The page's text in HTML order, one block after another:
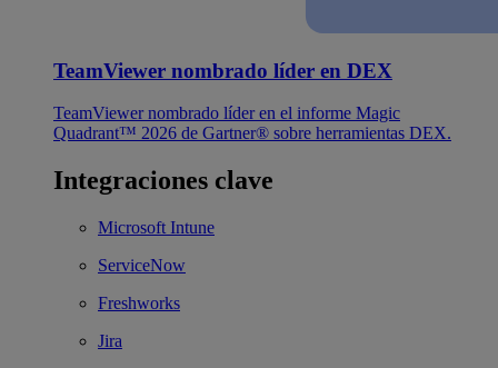
TeamViewer nombrado líder en DEX
TeamViewer nombrado líder en el informe Magic
Quadrant™ 2026 de Gartner® sobre herramientas DEX.
Integraciones clave
Microsoft Intune
ServiceNow
Freshworks
Jira